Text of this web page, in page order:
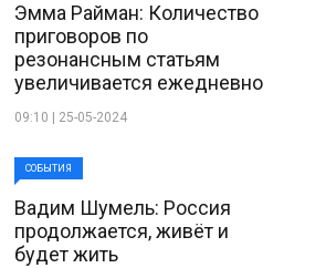
Эмма Райман: Количество
приговоров по
резонансным статьям
увеличивается ежедневно
09:10 | 25-05-2024
СОБЫТИЯ
Вадим Шумель: Россия
продолжается, живёт и
будет жить